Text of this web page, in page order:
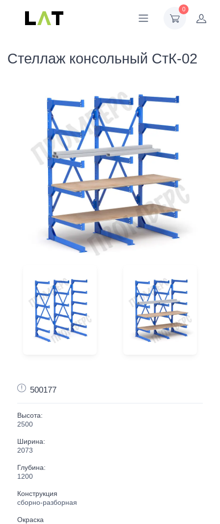
0
Стеллаж консольный СтК-02
500177
Высота:
2500
Ширина:
2073
Глубина:
1200
Конструкция
сборно-разборная
Окраска